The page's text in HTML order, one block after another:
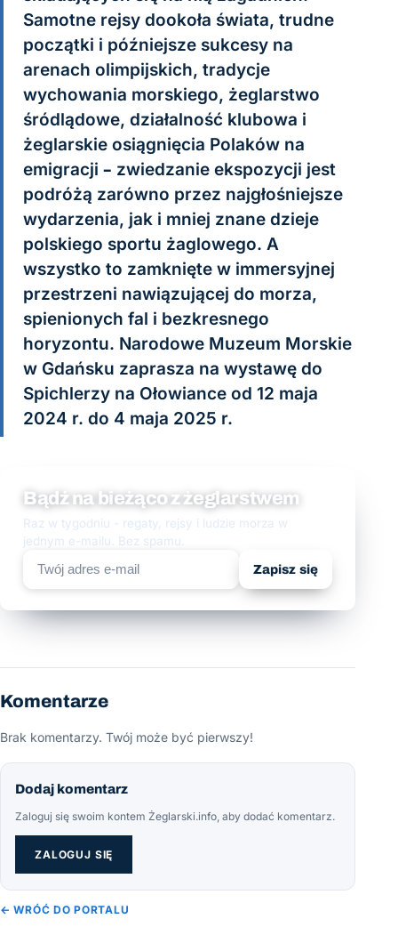
Samotne rejsy dookoła świata, trudne
początki i późniejsze sukcesy na
arenach olimpijskich, tradycje
wychowania morskiego, żeglarstwo
śródlądowe, działalność klubowa i
żeglarskie osiągnięcia Polaków na
emigracji – zwiedzanie ekspozycji jest
podróżą zarówno przez najgłośniejsze
wydarzenia, jak i mniej znane dzieje
polskiego sportu żaglowego. A
wszystko to zamknięte w immersyjnej
przestrzeni nawiązującej do morza,
spienionych fal i bezkresnego
horyzontu. Narodowe Muzeum Morskie
w Gdańsku zaprasza na wystawę do
Spichlerzy na Ołowiance od 12 maja
2024 r. do 4 maja 2025 r.
Bądź na bieżąco z żeglarstwem
Raz w tygodniu - regaty, rejsy i ludzie morza w
jednym e-mailu. Bez spamu.
Zapisz się
Komentarze
Brak komentarzy. Twój może być pierwszy!
Dodaj komentarz
Zaloguj się swoim kontem Żeglarski.info, aby dodać komentarz.
ZALOGUJ SIĘ
← WRÓĆ DO PORTALU